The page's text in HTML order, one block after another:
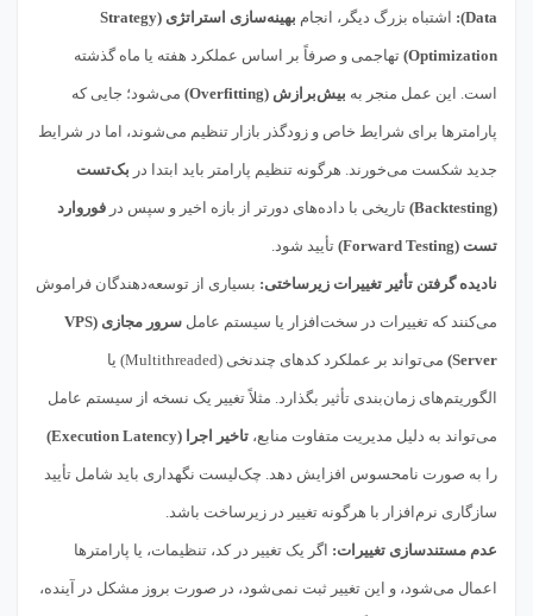
Data): اشتباه بزرگ دیگر، انجام بهینه‌سازی استراتژی (Strategy
Optimization) تهاجمی و صرفاً بر اساس عملکرد هفته یا ماه گذشته
است. این عمل منجر به بیش‌برازش (Overfitting) می‌شود؛ جایی که
پارامترها برای شرایط خاص و زودگذر بازار تنظیم می‌شوند، اما در شرایط
جدید شکست می‌خورند. هرگونه تنظیم پارامتر باید ابتدا در بک‌تست
(Backtesting) تاریخی با داده‌های دورتر از بازه اخیر و سپس در فوروارد
تست (Forward Testing) تأیید شود.
نادیده گرفتن تأثیر تغییرات زیرساختی: بسیاری از توسعه‌دهندگان فراموش
می‌کنند که تغییرات در سخت‌افزار یا سیستم عامل سرور مجازی (VPS
Server) می‌تواند بر عملکرد کدهای چندنخی (Multithreaded) یا
الگوریتم‌های زمان‌بندی تأثیر بگذارد. مثلاً تغییر یک نسخه از سیستم عامل
می‌تواند به دلیل مدیریت متفاوت منابع، تاخیر اجرا (Execution Latency)
را به صورت نامحسوس افزایش دهد. چک‌لیست نگهداری باید شامل تأیید
سازگاری نرم‌افزار با هرگونه تغییر در زیرساخت باشد.
عدم مستندسازی تغییرات: اگر یک تغییر در کد، تنظیمات، یا پارامترها
اعمال می‌شود، و این تغییر ثبت نمی‌شود، در صورت بروز مشکل در آینده،